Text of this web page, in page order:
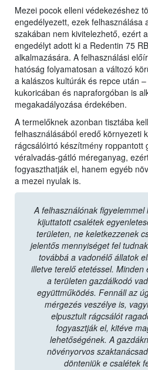
Mezei pocok elleni védekezéshez
engedélyezett, ezek felhasználása
szakában nem kivitelezhető, ezért
engedélyt adott ki a Redentin 75
alkalmazására. A felhasználási
hatóság folyamatosan a változó
a kalászos kultúrák és repce után
kukoricában és napraforgóban is
megakadályozása érdekében.
A termelőknek azonban tisztába
felhasználásából eredő környezeti
rágcsálóirtó készítmény roppantott
véralvadás-gátló méreganyag,
fogyaszthatják el, hanem egyéb
a mezei nyulak is.
A felhasználónak
kijuttatott csalétek
területen, ne keletkezzenek
jelentős mennyiséget fel
továbbá a vadonélő állatok
illetve terelő etetéssel.
a területen gazdálkodó
együttműködés. Fennáll az
mérgezés veszélye is,
elpusztult rágcsálót
fogyasztják el, kitéve
lehetőségének. A
növényorvos
dönteniük e csalétek